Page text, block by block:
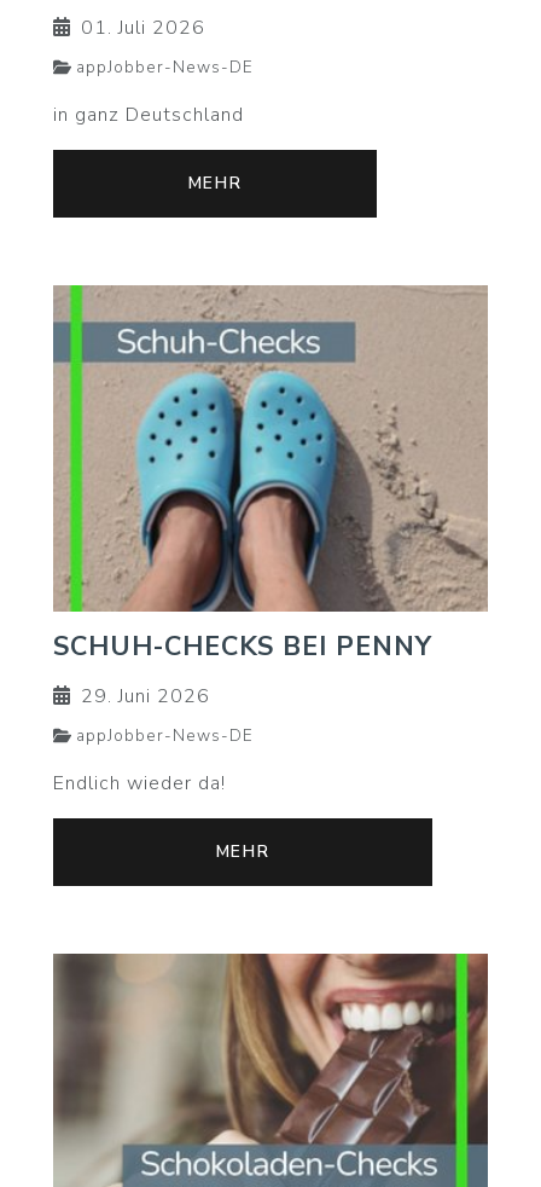
01. Juli 2026
appJobber-News-DE
in ganz Deutschland
MEHR
SCHUH-CHECKS BEI PENNY
29. Juni 2026
appJobber-News-DE
Endlich wieder da!
MEHR